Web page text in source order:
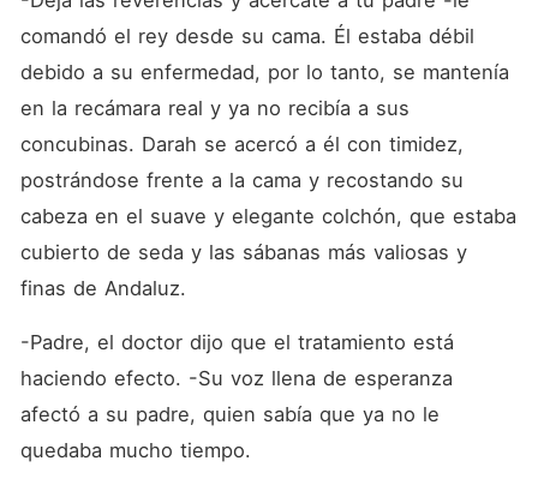
comandó el rey desde su cama. Él estaba débil
debido a su enfermedad, por lo tanto, se mantenía
en la recámara real y ya no recibía a sus
concubinas. Darah se acercó a él con timidez,
postrándose frente a la cama y recostando su
cabeza en el suave y elegante colchón, que estaba
cubierto de seda y las sábanas más valiosas y
finas de Andaluz.
-Padre, el doctor dijo que el tratamiento está
haciendo efecto. -Su voz llena de esperanza
afectó a su padre, quien sabía que ya no le
quedaba mucho tiempo.